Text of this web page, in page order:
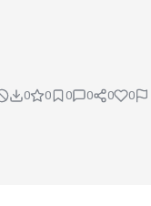
0 0 0 0 0 0